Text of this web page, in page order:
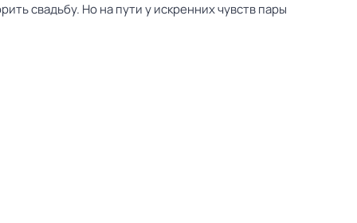
свадьбу. Но на пути у искренних чувств пары